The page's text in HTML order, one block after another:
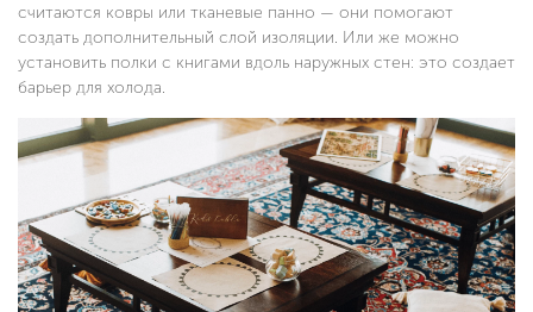
считаются ковры или тканевые панно — они помогают
создать дополнительный слой изоляции. Или же можно
установить полки с книгами вдоль наружных стен: это создает
барьер для холода.